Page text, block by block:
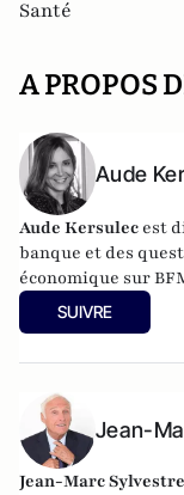
Santé
A PROPOS
Aude
Aude Kersulec est
banque et des
économique sur
SUIVRE
Jean-
Jean-Marc Sylvestre